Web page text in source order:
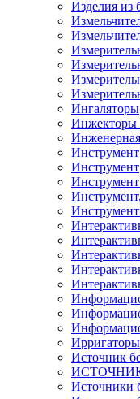
Изделия из
Ингаляторы
Инжекторы
Инструмент
Инструмент
Ирригаторы
Источник
Источники